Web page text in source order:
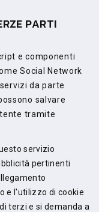
PARTI
e componenti
Social Network
da parte
salvare
tramite
servizio
pertinenti
e l'utilizzo di cookie
terzi e si demanda a